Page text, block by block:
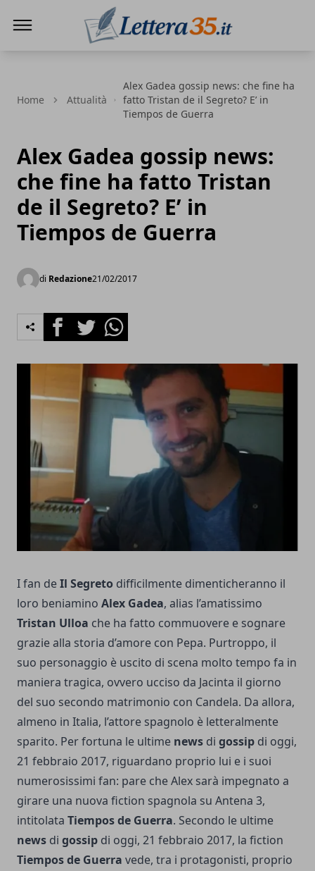
Home Attualità
Alex Gadea gossip news: che fine ha
fatto Tristan de il Segreto? E’ in
Tiempos de Guerra
Alex Gadea gossip news:
che fine ha fatto Tristan
de il Segreto? E’ in
Tiempos de Guerra
di Redazione21/02/2017
FacebookTwitterWhatsapp
I fan deIl Segreto difficilmente dimenticheranno il
loro beniamino Alex Gadea, alias l’amatissimo
Tristan Ulloa che ha fatto commuovere e sognare
grazie alla storia d’amore con Pepa. Purtroppo, il
suo personaggio è uscito di scena molto tempo fa in
maniera tragica, ovvero ucciso da Jacinta il giorno
del suo secondo matrimonio con Candela. Da allora,
almeno in Italia, l’attore spagnolo è letteralmente
sparito. Per fortuna le ultime news di gossip di oggi,
21 febbraio 2017, riguardano proprio lui e i suoi
numerosissimi fan: pare che Alex sarà impegnato a
girare una nuova fiction spagnola su Antena 3,
intitolata Tiempos de Guerra. Secondo le ultime
news di gossip di oggi, 21 febbraio 2017, la fiction
Tiempos de Guerra vede, tra i protagonisti, proprio